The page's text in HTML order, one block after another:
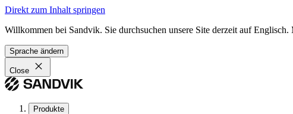
Direkt zum Inhalt springen
Willkommen bei Sandvik. Sie durchsuchen unsere Site derzeit auf
Sprache ändern
Close
Produkte